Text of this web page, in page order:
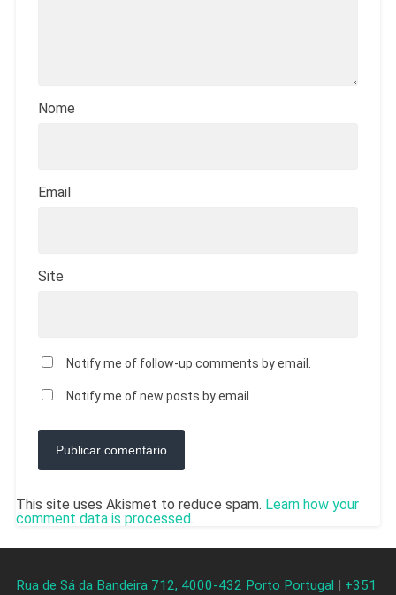
Nome
Email
Site
Notify me of follow-up comments by email.
Notify me of new posts by email.
This site uses Akismet to reduce spam. Learn how your
comment data is processed.
Rua de Sá da Bandeira 712, 4000-432 Porto Portugal | +351